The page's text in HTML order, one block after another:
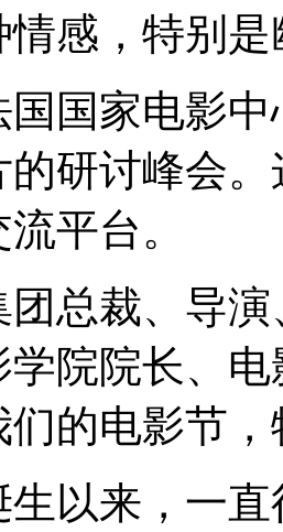
情感，特别
国国家电影
的研讨峰会
平台。
总裁、导
学院院长、
的电影节
生以来，一